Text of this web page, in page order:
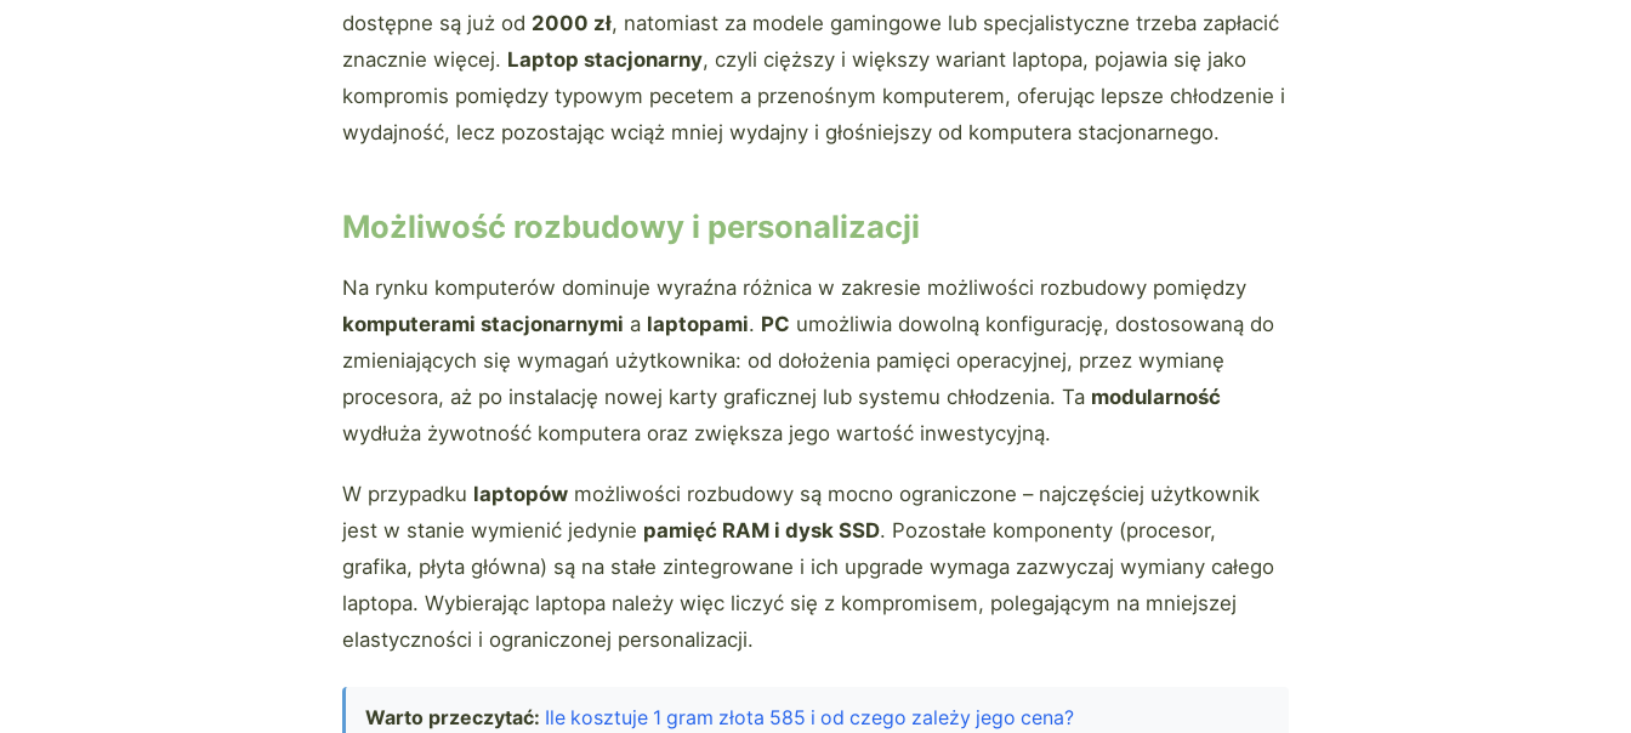
dostępne są już od 2000 zł, natomiast za modele gamingowe lub specjalistyczne trzeba zapłacić
znacznie więcej. Laptop stacjonarny, czyli cięższy i większy wariant laptopa, pojawia się jako
kompromis pomiędzy typowym pecetem a przenośnym komputerem, oferując lepsze chłodzenie i
wydajność, lecz pozostając wciąż mniej wydajny i głośniejszy od komputera stacjonarnego.
Możliwość rozbudowy i personalizacji
Na rynku komputerów dominuje wyraźna różnica w zakresie możliwości rozbudowy pomiędzy
komputerami stacjonarnymi a laptopami. PC umożliwia dowolną konfigurację, dostosowaną do
zmieniających się wymagań użytkownika: od dołożenia pamięci operacyjnej, przez wymianę
procesora, aż po instalację nowej karty graficznej lub systemu chłodzenia. Ta modularność
wydłuża żywotność komputera oraz zwiększa jego wartość inwestycyjną.
W przypadku laptopów możliwości rozbudowy są mocno ograniczone – najczęściej użytkownik
jest w stanie wymienić jedynie pamięć RAM i dysk SSD. Pozostałe komponenty (procesor,
grafika, płyta główna) są na stałe zintegrowane i ich upgrade wymaga zazwyczaj wymiany całego
laptopa. Wybierając laptopa należy więc liczyć się z kompromisem, polegającym na mniejszej
elastyczności i ograniczonej personalizacji.
Warto przeczytać: Ile kosztuje 1 gram złota 585 i od czego zależy jego cena?